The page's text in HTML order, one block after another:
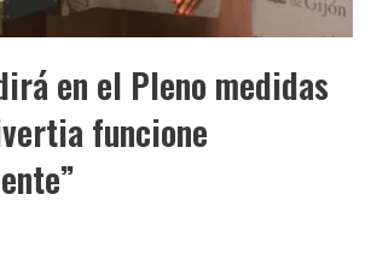
en el Pleno medidas
funcione